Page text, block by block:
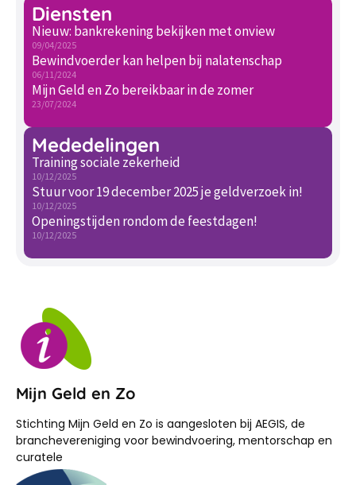
Diensten
Nieuw: bankrekening bekijken met onview
09/04/2025
Bewindvoerder kan helpen bij nalatenschap
06/11/2024
Mijn Geld en Zo bereikbaar in de zomer
23/07/2024
Mededelingen
Training sociale zekerheid
10/12/2025
Stuur voor 19 december 2025 je geldverzoek in!
10/12/2025
Openingstijden rondom de feestdagen!
10/12/2025
Mijn Geld en Zo
Stichting Mijn Geld en Zo is aangesloten bij AEGIS, de
branchevereniging voor bewindvoering, mentorschap en
curatele